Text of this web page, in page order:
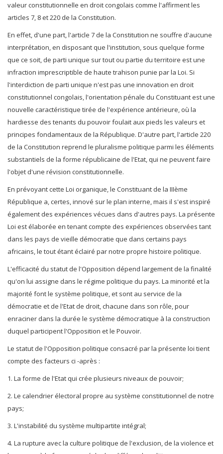
valeur constitutionnelle en droit congolais comme l'affirment les
articles 7, 8 et 220 de la Constitution.
En effet, d'une part, l'article 7 de la Constitution ne souffre d'aucune
interprétation, en disposant que l'institution, sous quelque forme
que ce soit, de parti unique sur tout ou partie du territoire est une
infraction imprescriptible de haute trahison punie par la Loi. Si
l'interdiction de parti unique n'est pas une innovation en droit
constitutionnel congolais, l'orientation pénale du Constituant est une
nouvelle caractéristique tirée de l'expérience antérieure, où la
hardiesse des tenants du pouvoir foulait aux pieds les valeurs et
principes fondamentaux de la République. D'autre part, l'article 220
de la Constitution reprend le pluralisme politique parmi les éléments
substantiels de la forme républicaine de l'Etat, qui ne peuvent faire
l'objet d'une révision constitutionnelle.
En prévoyant cette Loi organique, le Constituant de la IIIème
République a, certes, innové sur le plan interne, mais il s'est inspiré
également des expériences vécues dans d'autres pays. La présente
Loi est élaborée en tenant compte des expériences observées tant
dans les pays de vieille démocratie que dans certains pays
africains, le tout étant éclairé par notre propre histoire politique.
L'efficacité du statut de l'Opposition dépend largement de la finalité
qu'on lui assigne dans le régime politique du pays. La minorité et la
majorité font le système politique, et sont au service de la
démocratie et de l'Etat de droit, chacune dans son rôle, pour
enraciner dans la durée le système démocratique à la construction
duquel participent l'Opposition et le Pouvoir.
Le statut de l'Opposition politique consacré par la présente loi tient
compte des facteurs ci -après :
1. La forme de l'Etat qui crée plusieurs niveaux de pouvoir;
2. Le calendrier électoral propre au système constitutionnel de notre
pays;
3. L'instabilité du système multipartite intégral;
4. La rupture avec la culture politique de l'exclusion, de la violence et